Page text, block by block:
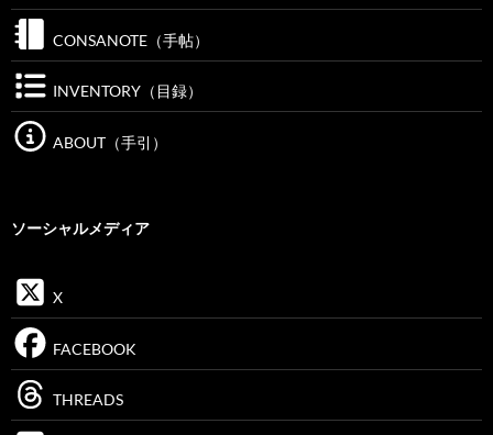
CONSANOTE（手帖）
INVENTORY（目録）
ABOUT（手引）
ソーシャルメディア
X
FACEBOOK
THREADS